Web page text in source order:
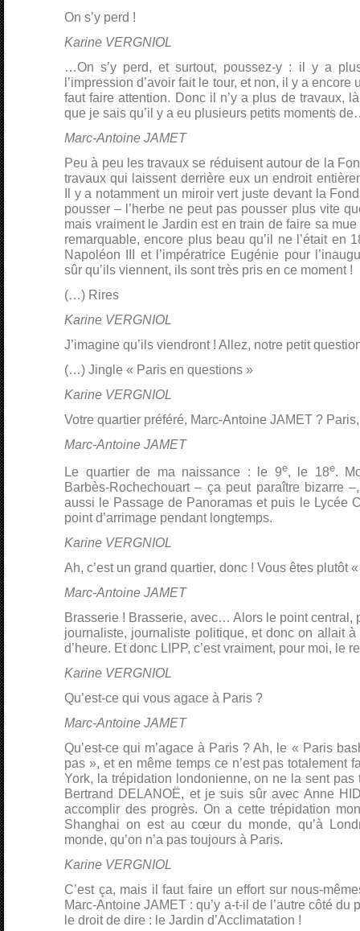
On s’y perd !
Karine VERGNIOL
…On s’y perd, et surtout, poussez-y : il y a
l’impression d’avoir fait le tour, et non, il y a encore
faut faire attention. Donc il n’y a plus de travaux,
que je sais qu’il y a eu plusieurs petits moments
Marc-Antoine JAMET
Peu à peu les travaux se réduisent autour de la
travaux qui laissent derrière eux un endroit
Il y a notamment un miroir vert juste devant la
pousser – l’herbe ne peut pas pousser plus vite
mais vraiment le Jardin est en train de faire sa
remarquable, encore plus beau qu’il ne l’était en
Napoléon III et l’impératrice Eugénie pour
sûr qu’ils viennent, ils sont très pris en ce moment !
(…) Rires
Karine VERGNIOL
J’imagine qu’ils viendront ! Allez, notre petit
(…) Jingle « Paris en questions »
Karine VERGNIOL
Votre quartier préféré, Marc-Antoine JAMET ?
Marc-Antoine JAMET
Le quartier de ma naissance : le 9e, le 18e.
Barbès-Rochechouart – ça peut paraître bizarre
aussi le Passage de Panoramas et puis le Lycée
point d’arrimage pendant longtemps.
Karine VERGNIOL
Ah, c’est un grand quartier, donc ! Vous êtes plutôt
Marc-Antoine JAMET
Brasserie ! Brasserie, avec… Alors le point central,
journaliste, journaliste politique, et donc on allait
d’heure. Et donc LIPP, c’est vraiment, pour moi, le
Karine VERGNIOL
Qu’est-ce qui vous agace à Paris ?
Marc-Antoine JAMET
Qu’est-ce qui m’agace à Paris ? Ah, le « Paris
pas », et en même temps ce n’est pas totalement
York, la trépidation londonienne, on ne la sent pas
Bertrand DELANOË, et je suis sûr avec Anne
accomplir des progrès. On a cette trépidation
Shanghai on est au cœur du monde, qu’à
monde, qu’on n’a pas toujours à Paris.
Karine VERGNIOL
C’est ça, mais il faut faire un effort sur nous-
Marc-Antoine JAMET : qu’y a-t-il de l’autre côté du
le droit de dire : le Jardin d’Acclimatation !